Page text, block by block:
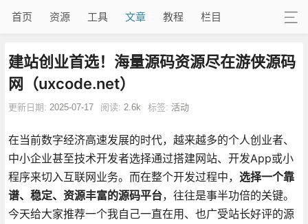
首页 资源 工具 文章 教程 栏目
建站创业首选！海量源码资源尽在游侠源码
网（uxcode.net）
更新日期: 2025-07-17 阅读: 2.6k 标签: 活动
在当前数字经济高速发展的时代，越来越多的个人创业者、
中小企业甚至技术开发者选择通过搭建网站、开发App或小
程序来切入互联网业务。而在整个开发过程中， 选择一个靠
谱、稳定、资源丰富的源码平台，往往是事半功倍的关键。
今天给大家推荐一个我自己一直在用、也广受站长好评的源